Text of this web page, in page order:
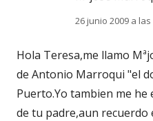
26 junio 2009 a las
Hola Teresa,me llamo
de Antonio Marroqui "el
Puerto.Yo tambien me
de tu padre,aun recuerdo